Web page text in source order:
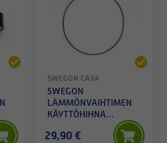
SWEGON CASA
SWEGON
LÄMMÖNVAIHTIMEN
KÄYTTÖHIHNA
29,90 €